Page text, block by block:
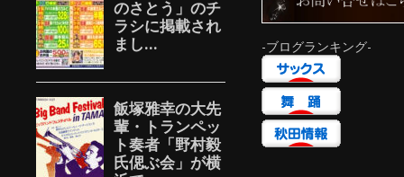
-ブログランキング-